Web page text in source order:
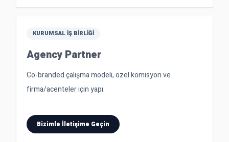
KURUMSAL İŞ BIRLIĞI
Agency Partner
Co-branded çalışma modeli, özel komisyon ve
firma/acenteler için yapı.
Bizimle İletişime Geçin